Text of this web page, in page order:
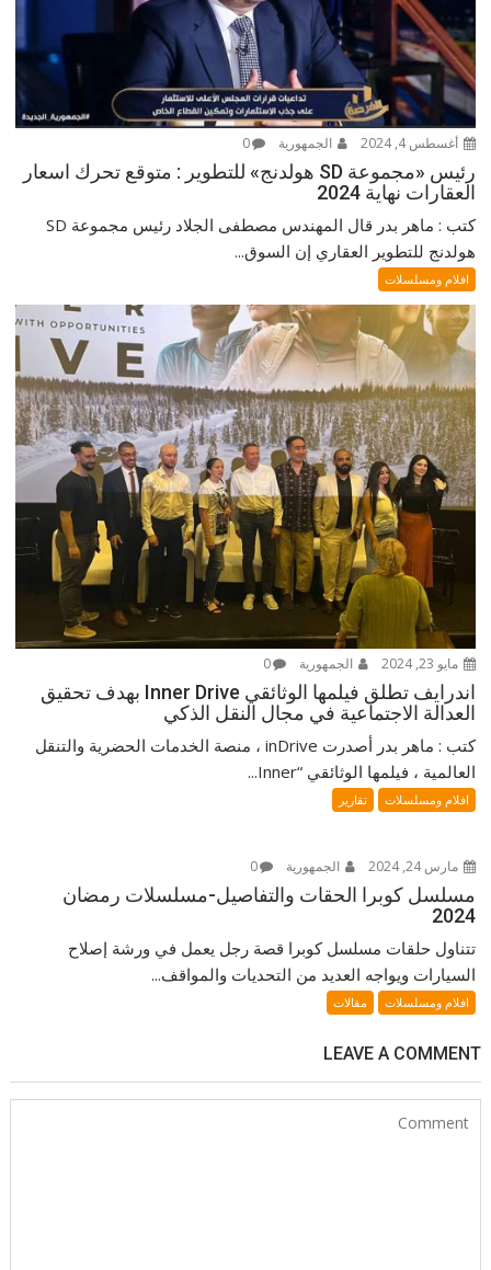
أغسطس 4, 2024 الجمهورية 0
رئيس «مجموعة SD هولدنج» للتطوير : متوقع تحرك اسعار
العقارات نهاية 2024
كتب : ماهر بدر قال المهندس مصطفى الجلاد رئيس مجموعة SD
هولدنج للتطوير العقاري إن السوق...
افلام ومسلسلات
مايو 23, 2024 الجمهورية 0
اندرايف تطلق فيلمها الوثائقي Inner Drive بهدف تحقيق
العدالة الاجتماعية في مجال النقل الذكي
كتب : ماهر بدر أصدرت inDrive ، منصة الخدمات الحضرية والتنقل
العالمية ، فيلمها الوثائقي “Inner...
افلام ومسلسلات تقارير
مارس 24, 2024 الجمهورية 0
مسلسل كوبرا الحقات والتفاصيل-مسلسلات رمضان
2024
تتناول حلقات مسلسل كوبرا قصة رجل يعمل في ورشة إصلاح
السيارات ويواجه العديد من التحديات والمواقف...
افلام ومسلسلات مقالات
LEAVE A COMMENT